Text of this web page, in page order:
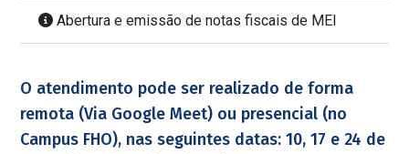
Abertura e emissão de notas fiscais de MEI
O atendimento pode ser realizado de forma
remota (Via Google Meet) ou presencial (no
Campus FHO), nas seguintes datas: 10, 17 e 24 de